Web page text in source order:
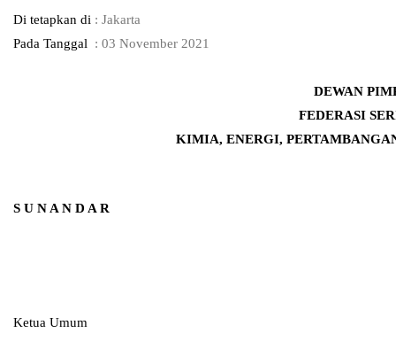
Di tetapkan di : Jakarta
Pada Tanggal : 03 November 2021
DEWAN
FEDERASI
KIMIA, ENERGI,
S U N A N D A R
Ketua Umum